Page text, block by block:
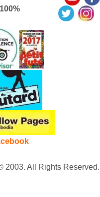
100%
2003. All Rights Reserved.